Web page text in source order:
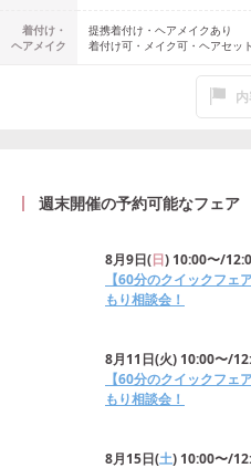
着付け・
ヘアメイク
提携着付け・ヘアメイクあり
着付け可・メイク可・ヘアセッ
週末開催の予約可能なフェア
8月9日(日) 10:00〜/
【60分のクイックフェ
もり相談会！
8月11日(火) 10:00〜/
【60分のクイックフェ
もり相談会！
8月15日(土) 10:00〜/